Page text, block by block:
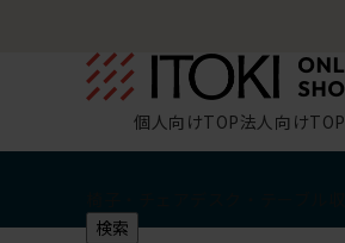
個人向けTOP法人向けTOP
検索